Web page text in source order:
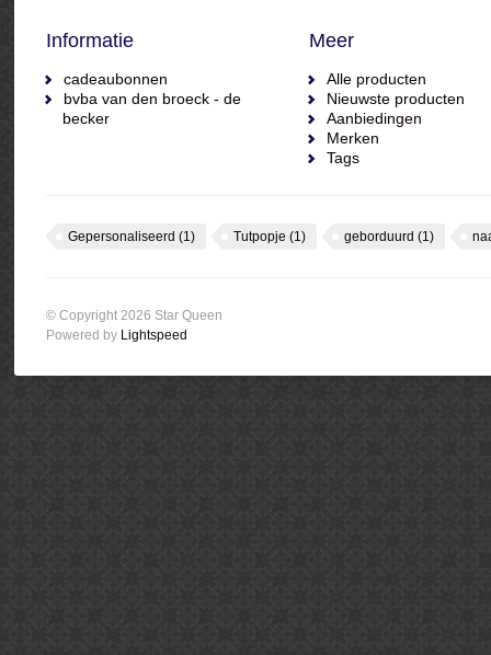
Informatie
cadeaubonnen
bvba van den broeck - de
becker
Meer
Alle producten
Nieuwste producten
Aanbiedingen
Merken
Tags
Gepersonaliseerd (1) Tutpopje (1) geborduurd (1)
© Copyright 2026 Star Queen
Powered by Lightspeed